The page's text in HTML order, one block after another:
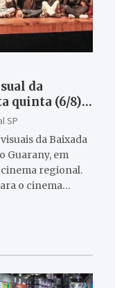
da
quinta (6/8)
SP
da Baixada
Guarany, em
regional.
o cinema…